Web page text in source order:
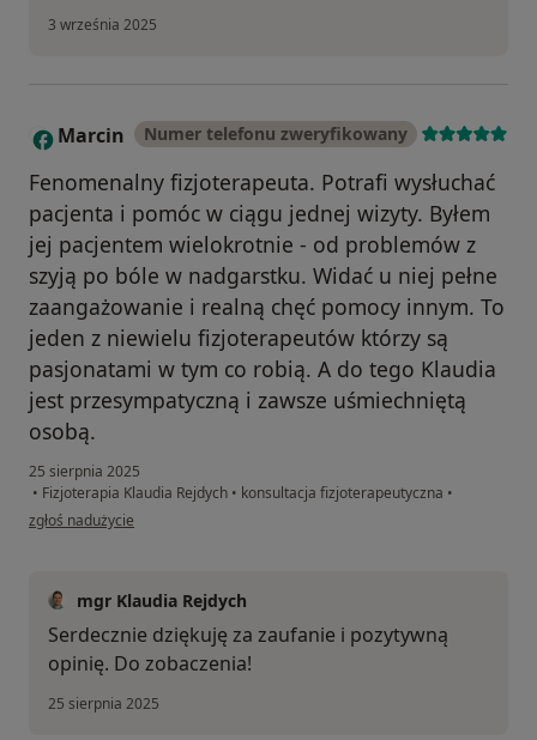
3 września 2025
M Marcin Numer telefonu zweryfikowany
Fenomenalny fizjoterapeuta. Potrafi wysłuchać
pacjenta i pomóc w ciągu jednej wizyty. Byłem
jej pacjentem wielokrotnie - od problemów z
szyją po bóle w nadgarstku. Widać u niej pełne
zaangażowanie i realną chęć pomocy innym. To
jeden z niewielu fizjoterapeutów którzy są
pasjonatami w tym co robią. A do tego Klaudia
jest przesympatyczną i zawsze uśmiechniętą
osobą.
25 sierpnia 2025
• Fizjoterapia Klaudia Rejdych • konsultacja fizjoterapeutyczna •
w opinii użytkownika Marcin
zgłoś nadużycie
mgr Klaudia Rejdych
Serdecznie dziękuję za zaufanie i pozytywną
opinię. Do zobaczenia!
25 sierpnia 2025